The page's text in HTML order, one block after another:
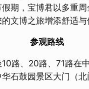
期，宝博君以多重
文博之旅增添舒适与
参观路线
10路、20路、71路在
石鼓园景区大门（北